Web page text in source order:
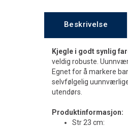
Beskrivelse
Kjegle i godt synlig
veldig robuste.
Egnet for å markere
selvfølgelig
utendørs.
Produktinformasjon:
Str 23 cm: